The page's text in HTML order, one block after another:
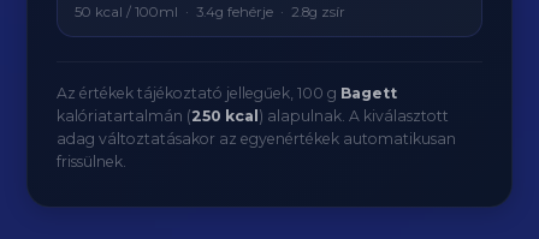
50 kcal / 100ml · 3.4g fehérje · 2.8g zsír
Az értékek tájékoztató jellegűek, 100 g Bagett
kalóriatartalmán (250 kcal ) alapulnak. A kiválasztott
adag változtatásakor az egyenértékek automatikusan
frissülnek.